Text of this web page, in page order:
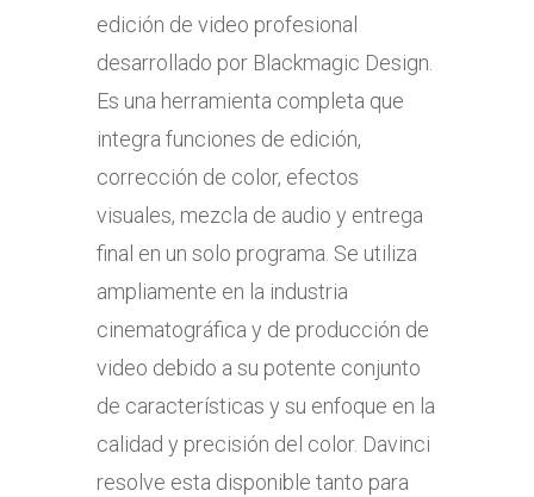
edición de video profesional
desarrollado por Blackmagic Design.
Es una herramienta completa que
integra funciones de edición,
corrección de color, efectos
visuales, mezcla de audio y entrega
final en un solo programa. Se utiliza
ampliamente en la industria
cinematográfica y de producción de
video debido a su potente conjunto
de características y su enfoque en la
calidad y precisión del color. Davinci
resolve esta disponible tanto para